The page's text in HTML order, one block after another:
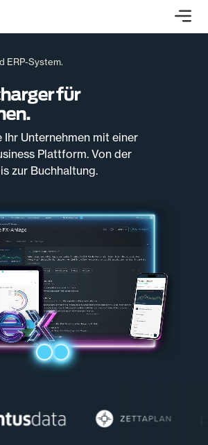
ERP-System.
für
Unternehmen mit einer
Plattform. Von der
zur Buchhaltung.